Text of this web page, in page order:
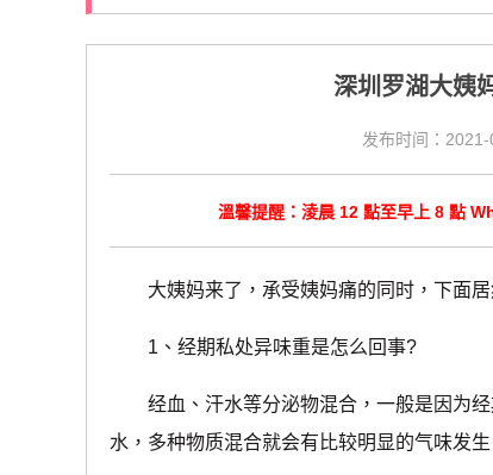
深圳罗湖大姨
发布时间：
溫馨提醒：淩晨 12 點至早上 8 點
大姨妈来了，承受姨妈痛的同时，下面居
1、经期私处异味重是怎么回事?
经血、汗水等分泌物混合，一般是因为经
水，多种物质混合就会有比较明显的气味发生